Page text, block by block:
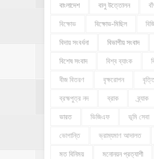
বাংলাদেশ বালু উত্তোলন
বিক্ষোভ বিক্ষোভ-মিছিল
বিদায় সংবর্ধনা বিভাগীয় সংবাদ
বিশেষ সংবাদ বিশ্ব ব্যাংক
বীজ বিতরণ বৃক্ষরোপন
ব্রহ্মপুত্র নদ ব্রাক ব্র্যাক
ভারত ভিজিএফ ভূমি সেবা
ভোগান্তি ভ্রাম্যমাণ আদালত
মত বিনিময় মনোনয়ন প্রত্যাশী